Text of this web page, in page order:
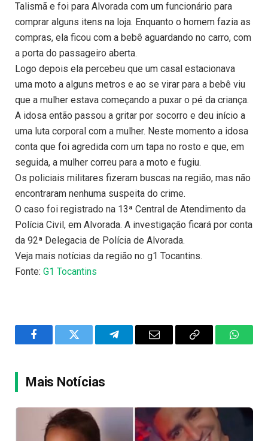
Talismã e foi para Alvorada com um funcionário para
comprar alguns itens na loja. Enquanto o homem fazia as
compras, ela ficou com a bebê aguardando no carro, com
a porta do passageiro aberta.
Logo depois ela percebeu que um casal estacionava
uma moto a alguns metros e ao se virar para a bebê viu
que a mulher estava começando a puxar o pé da criança.
A idosa então passou a gritar por socorro e deu início a
uma luta corporal com a mulher. Neste momento a idosa
conta que foi agredida com um tapa no rosto e que, em
seguida, a mulher correu para a moto e fugiu.
Os policiais militares fizeram buscas na região, mas não
encontraram nenhuma suspeita do crime.
O caso foi registrado na 13ª Central de Atendimento da
Polícia Civil, em Alvorada. A investigação ficará por conta
da 92ª Delegacia de Polícia de Alvorada.
Veja mais notícias da região no g1 Tocantins.
Fonte: G1 Tocantins
FacebookTwitter TelegramEmail
Copy
Mais Notícias